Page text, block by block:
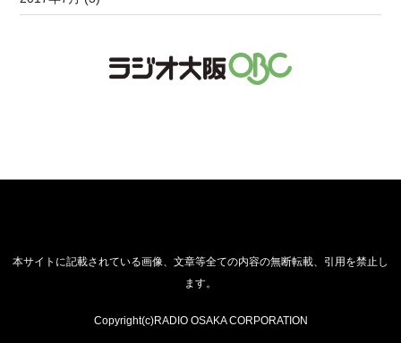
本サイトに記載されている画像、文章等全ての内容の無断転載、引用を禁止し
ます。
Copyright(c)RADIO OSAKA CORPORATION